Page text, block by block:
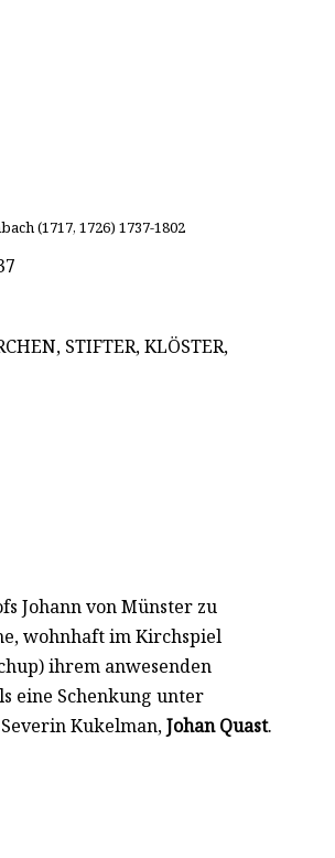
(1717, 1726) 1737-1802
STIFTER, KLÖSTER,
Johann von Münster zu
wohnhaft im Kirchspiel
ihrem anwesenden
eine Schenkung unter
Kukelman,Johan Quast.